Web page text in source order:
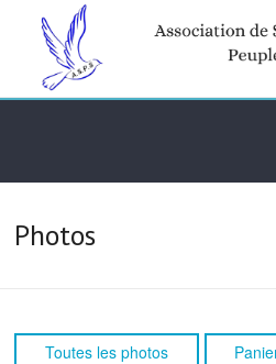
content
Association de
avec le peuple
Photos
Toutes les photos